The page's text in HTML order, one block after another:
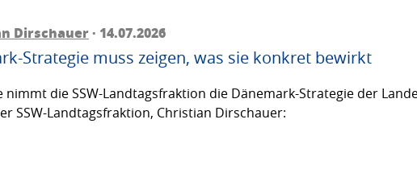
Dirschauer· 14.07.2026
Strategie muss zeigen, was sie konkret bewirkt
die SSW-Landtagsfraktion die Dänemark-Strategie der
SSW-Landtagsfraktion, Christian Dirschauer: